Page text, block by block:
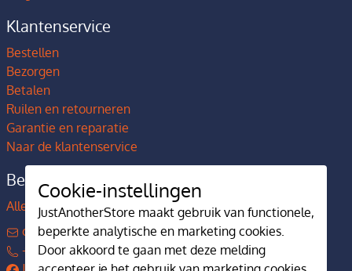
Klantenservice
Bestellen
Bezorgen
Betalen
Ruilen en retourneren
Garantie en reparatie
Naar de klantenservice
Bedrijfsgegevens
Alles over JustAnotherStore
contact@justanotherstore.nl
+31 73 644 7405
Cookie-instellingen
JustAnotherStore maakt gebruik van functionele,
beperkte analytische en marketing cookies.
Door akkoord te gaan met deze melding